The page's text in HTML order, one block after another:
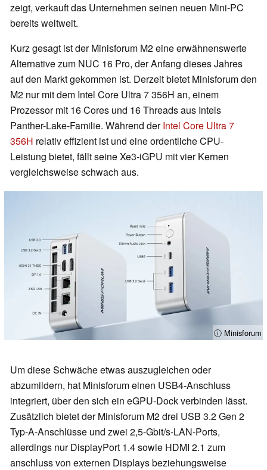
zeigt, verkauft das Unternehmen seinen neuen Mini-PC
bereits weltweit.
Kurz gesagt ist der Minisforum M2 eine erwähnenswerte
Alternative zum NUC 16 Pro, der Anfang dieses Jahres
auf den Markt gekommen ist. Derzeit bietet Minisforum den
M2 nur mit dem Intel Core Ultra 7 356H an, einem
Prozessor mit 16 Cores und 16 Threads aus Intels
Panther-Lake-Familie. Während derIntel Core Ultra 7
356H relativ effizient ist und eine ordentliche CPU-
Leistung bietet, fällt seine Xe3-iGPU mit vier Kernen
vergleichsweise schwach aus.
ⓘ Minisforum
Um diese Schwäche etwas auszugleichen oder
abzumildern, hat Minisforum einen USB4-Anschluss
integriert, über den sich ein eGPU-Dock verbinden lässt.
Zusätzlich bietet der Minisforum M2 drei USB 3.2 Gen 2
Typ-A-Anschlüsse und zwei 2,5-Gbit/s-LAN-Ports,
allerdings nur DisplayPort 1.4 sowie HDMI 2.1 zum
anschluss von externen Displays beziehungsweise